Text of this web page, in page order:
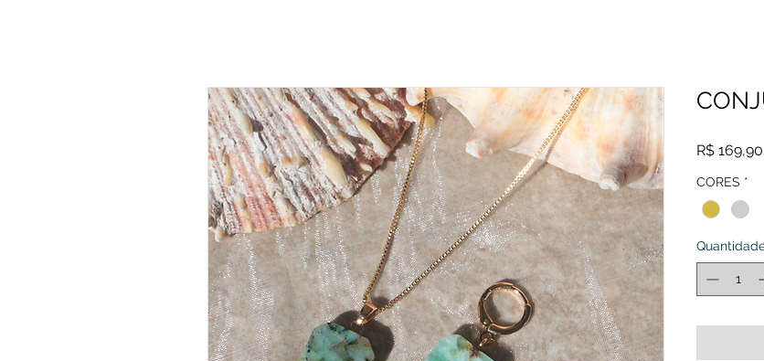
R$ 169,90
CORES *